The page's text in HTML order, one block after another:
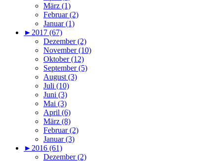
März (1)
Februar (2)
Januar (1)
► 2017 (67)
Dezember (2)
November (10)
Oktober (12)
September (5)
August (3)
Juli (10)
Juni (3)
Mai (3)
April (6)
März (8)
Februar (2)
Januar (3)
► 2016 (61)
Dezember (2)